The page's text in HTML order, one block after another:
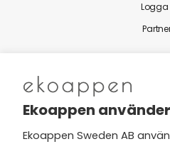
Logga
Nytt från
Ekoappen
Ekoappen Sweden AB